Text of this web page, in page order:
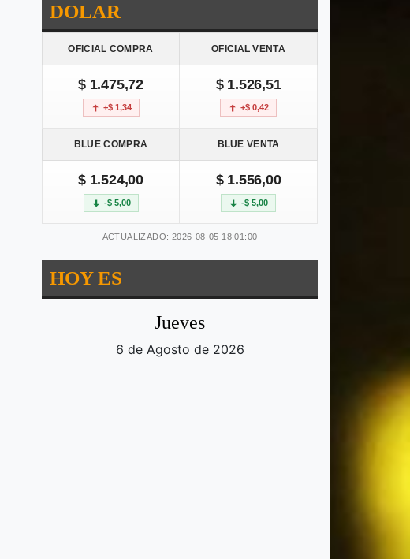
DOLAR
OFICIAL COMPRA OFICIAL VENTA
$ 1.475,72
+$ 1,34
$ 1.526,51
+$ 0,42
BLUE COMPRA BLUE VENTA
$ 1.524,00
-$ 5,00
$ 1.556,00
-$ 5,00
ACTUALIZADO: 2026-08-05 18:01:00
HOY ES
Jueves
6 de Agosto de 2026